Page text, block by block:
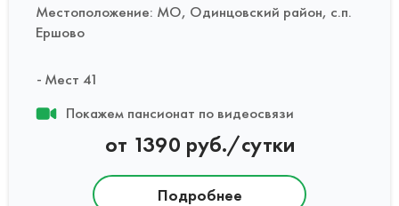
Местоположение: МО, Одинцовский район, с.п.
Ершово
Мест 41
Покажем пансионат по видеосвязи
от 1390 руб./сутки
Подробнее